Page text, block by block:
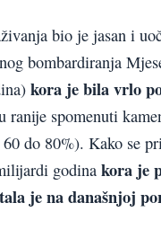
bio je jasan i
bombardiranja
kora je bila vrlo
ranije spomenuti
do 80%). Kako se
godina kora je
je na današnjoj